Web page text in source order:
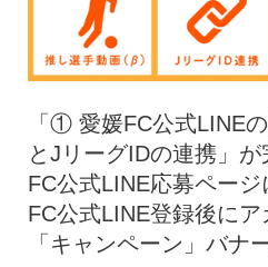
「① 愛媛FC公式LINE
とJリーグIDの連携」
FC公式LINE応募ペー
FC公式LINE登録後に
「キャンペーン」バナ